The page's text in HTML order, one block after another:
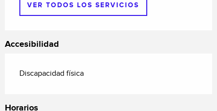
VER TODOS LOS SERVICIOS
Accesibilidad
Discapacidad física
Horarios